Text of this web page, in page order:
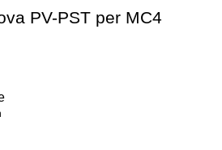
PV-PST per MC4